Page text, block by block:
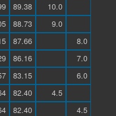
89.38
10.0
88.73
9.0
87.66
8.0
86.16
7.0
83.15
6.0
82.40
4.5
82.40
4.5